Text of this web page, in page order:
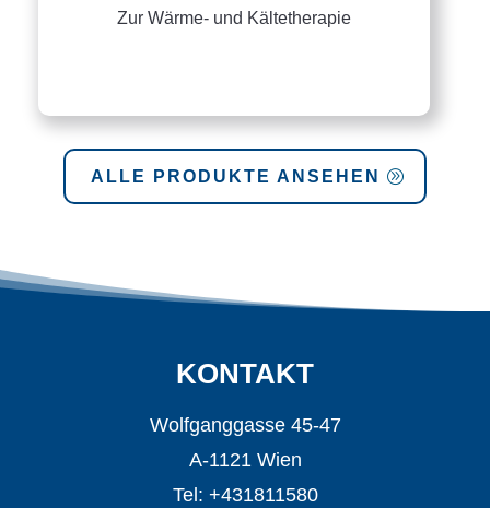
Zur Wärme- und Kältetherapie
ALLE PRODUKTE ANSEHEN
KONTAKT
Wolfganggasse 45-47
A-1121 Wien
Tel: +431811580